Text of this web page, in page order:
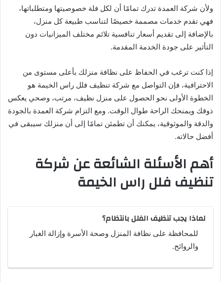
ولأن شركة العمدة تدرك تمامًا أن لكل فلة خصوصيتها ومتطلباتها،
فهي تقدم خدمات مصممة خصيصًا لتناسب طبيعة كل منزل،
بالإضافة إلى تقديم أسعار تنافسية تلائم مختلف الميزانيات دون
التأثير على جودة الخدمة المقدمة.
إذا كنت ترغب في الحفاظ على نظافة منزلك بأعلى مستوى من
الاحترافية، فإن التواصل مع شركة تنظيف فلل راس الخيمة هو
الخطوة الأولى نحو الحصول على منزل نظيف، مرتب، وصحي يعكس
ذوقك ويمنحك الراحة طوال الوقت. ومع التزام شركة العمدة بالجودة
والدقة والموثوقية، يمكنك أن تطمئن تمامًا إلى أن منزلك سيبقى في
أفضل حالاته.
أهم الأسئلة الشائعة عن شركة
تنظيف فلل راس الخيمة
لماذا يجب تنظيف الفلل بانتظام؟
للمحافظة على نظافة المنزل وصحة الأسرة وإزالة الغبار
والروائح.